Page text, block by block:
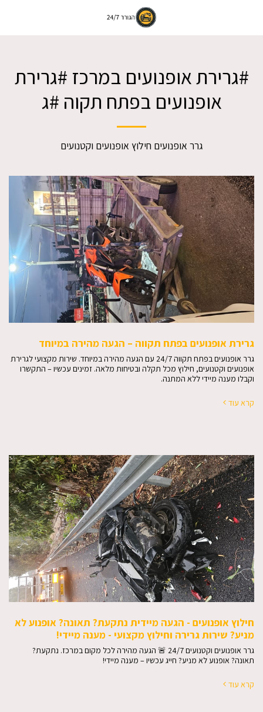
#גרירת אופנועים במרכז #גרירת
אופנועים בפתח תקוה #ג
גרר אופנועים חילוץ אופנועים וקטנועים
גרירת אופנועים בפתח תקווה – הגעה מהירה במיוחד
גרר אופנועים בפתח תקווה 24/7 עם הגעה מהירה במיוחד. שירות מקצועי לגרירת
אופנועים וקטנועים, חילוץ מכל תקלה ובטיחות מלאה. זמינים עכשיו – התקשרו
וקבלו מענה מיידי ללא המתנה.
קרא עוד
חילוץ אופנועים - הגעה מיידית נתקעת? תאונה? אופנוע לא
מניע? שירות גרירה וחילוץ מקצועי - מענה מיידי!
גרר אופנועים וקטנועים 24/7 🚨 הגעה מהירה לכל מקום במרכז. נתקעת?
תאונה? אופנוע לא מניע? חייג עכשיו – מענה מיידי!
קרא עוד